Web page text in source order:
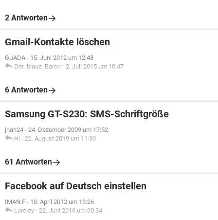
2 Antworten
Gmail-Kontakte löschen
GUADA - 15. Juni 2012 um 12:48
Der_blaue_Baron - 2. Juli 2015 um 10:47
6 Antworten
Samsung GT-S230: SMS-Schriftgröße
jnah24 - 24. Dezember 2009 um 17:52
Hi - 22. August 2019 um 11:30
61 Antworten
Facebook auf Deutsch einstellen
IMAN.F - 18. April 2012 um 13:26
Loreley - 22. Juni 2016 um 00:34